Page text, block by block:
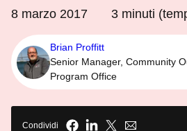
8 marzo 2017 3 minuti
Brian Proffitt
Senior Manager, Community
Program Office
Condividi